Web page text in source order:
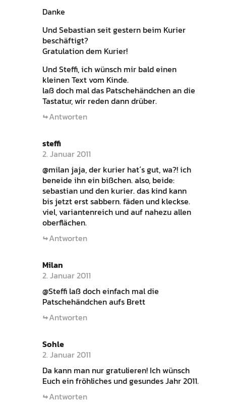
Danke
Und Sebastian seit gestern beim Kurier
beschäftigt?
Gratulation dem Kurier!
Und Steffi, ich wünsch mir bald einen
kleinen Text vom Kinde.
laß doch mal das Patschehändchen an die
Tastatur, wir reden dann drüber.
Antworten
steffi
2. Januar 2011
@milan jaja, der kurier hat´s gut, wa?! ich
beneide ihn ein bißchen. also, beide:
sebastian und den kurier. das kind kann
bis jetzt erst sabbern. fäden und kleckse.
viel, variantenreich und auf nahezu allen
oberflächen.
Antworten
Milan
2. Januar 2011
@Steffi laß doch einfach mal die
Patschehändchen aufs Brett
Antworten
Sohle
2. Januar 2011
Da kann man nur gratulieren! Ich wünsch
Euch ein fröhliches und gesundes Jahr 2011.
Antworten